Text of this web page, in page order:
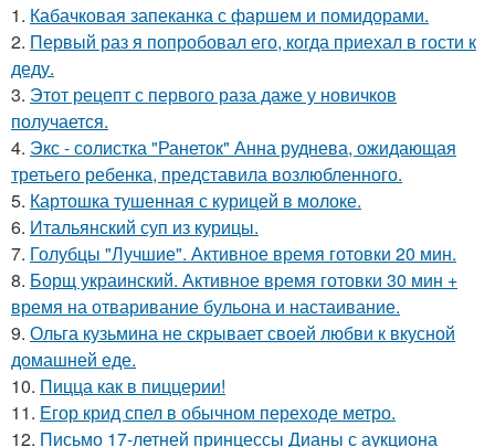
1. Кабачковая запеканка с фаршем и помидорами.
2. Первый раз я попробовал его, когда приехал в гости к
деду.
3. Этот рецепт с первого раза даже у новичков
получается.
4. Экс - солистка "Ранеток" Анна руднева, ожидающая
третьего ребенка, представила возлюбленного.
5. Картошка тушенная с курицей в молоке.
6. Итальянский суп из курицы.
7. Голубцы "Лучшие". Активное время готовки 20 мин.
8. Борщ украинский. Активное время готовки 30 мин +
время на отваривание бульона и настаивание.
9. Ольга кузьмина не скрывает своей любви к вкусной
домашней еде.
10. Пицца как в пиццерии!
11. Егор крид спел в обычном переходе метро.
12. Письмо 17-летней принцессы Дианы с аукциона